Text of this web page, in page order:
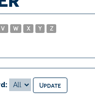
V W X Y Z